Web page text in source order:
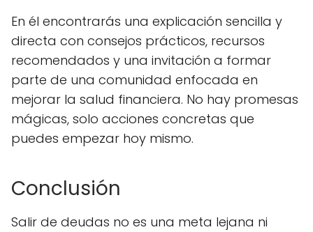
En él encontrarás una explicación sencilla y
directa con consejos prácticos, recursos
recomendados y una invitación a formar
parte de una comunidad enfocada en
mejorar la salud financiera. No hay promesas
mágicas, solo acciones concretas que
puedes empezar hoy mismo.
Conclusión
Salir de deudas no es una meta lejana ni